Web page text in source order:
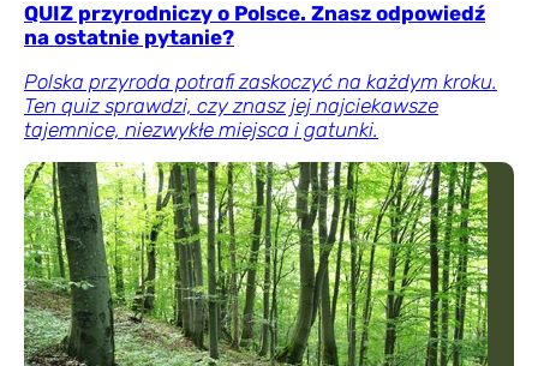
QUIZ przyrodniczy o Polsce. Znasz odpowiedź
na ostatnie pytanie?
Polska przyroda potrafi zaskoczyć na każdym kroku.
Ten quiz sprawdzi, czy znasz jej najciekawsze
tajemnice, niezwykłe miejsca i gatunki.